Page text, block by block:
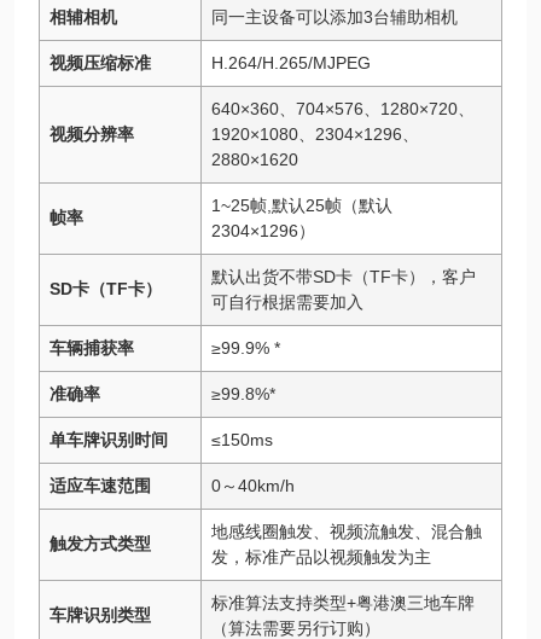
相辅相机 同一主设备可以添加3台辅助相机
视频压缩标准 H.264/H.265/MJPEG
视频分辨率
640×360、704×576、1280×720、
1920×1080、2304×1296、
2880×1620
帧率
1~25帧,默认25帧（默认
2304×1296）
SD卡（TF卡）
默认出货不带SD卡（TF卡），客户
可自行根据需要加入
车辆捕获率 ≥99.9% *
准确率 ≥99.8%*
单车牌识别时间 ≤150ms
适应车速范围 0～40km/h
触发方式类型
地感线圈触发、视频流触发、混合触
发，标准产品以视频触发为主
车牌识别类型
标准算法支持类型+粤港澳三地车牌
（算法需要另行订购）